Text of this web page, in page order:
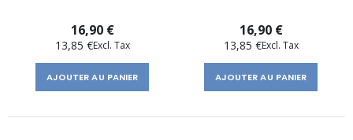
16,90 €
13,85 €
AJOUTER AU PANIER
16,90 €
13,85 €
AJOUTER AU PANIER